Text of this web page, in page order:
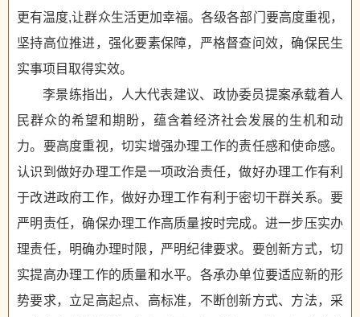
更有温度,让群众生活更加幸福。各级各部门要高度重视，
坚持高位推进，强化要素保障，严格督查问效，确保民生
实事项目取得实效。
李景练指出，人大代表建议、政协委员提案承载着人
民群众的希望和期盼，蕴含着经济社会发展的生机和动
力。要高度重视，切实增强办理工作的责任感和使命感。
认识到做好办理工作是一项政治责任，做好办理工作有利
于改进政府工作，做好办理工作有利于密切干群关系。要
严明责任，确保办理工作高质量按时完成。进一步压实办
理责任，明确办理时限，严明纪律要求。要创新方式，切
实提高办理工作的质量和水平。各承办单位要适应新的形
势要求，立足高起点、高标准，不断创新方式、方法，采